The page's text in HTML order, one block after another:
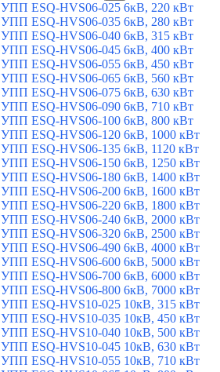
УПП ESQ-HVS06-025 6кВ, 220 кВт
УПП ESQ-HVS06-035 6кВ, 280 кВт
УПП ESQ-HVS06-040 6кВ, 315 кВт
УПП ESQ-HVS06-045 6кВ, 400 кВт
УПП ESQ-HVS06-055 6кВ, 450 кВт
УПП ESQ-HVS06-065 6кВ, 560 кВт
УПП ESQ-HVS06-075 6кВ, 630 кВт
УПП ESQ-HVS06-090 6кВ, 710 кВт
УПП ESQ-HVS06-100 6кВ, 800 кВт
УПП ESQ-HVS06-120 6кВ, 1000 кВт
УПП ESQ-HVS06-135 6кВ, 1120 кВт
УПП ESQ-HVS06-150 6кВ, 1250 кВт
УПП ESQ-HVS06-180 6кВ, 1400 кВт
УПП ESQ-HVS06-200 6кВ, 1600 кВт
УПП ESQ-HVS06-220 6кВ, 1800 кВт
УПП ESQ-HVS06-240 6кВ, 2000 кВт
УПП ESQ-HVS06-320 6кВ, 2500 кВт
УПП ESQ-HVS06-490 6кВ, 4000 кВт
УПП ESQ-HVS06-600 6кВ, 5000 кВт
УПП ESQ-HVS06-700 6кВ, 6000 кВт
УПП ESQ-HVS06-800 6кВ, 7000 кВт
УПП ESQ-HVS10-025 10кВ, 315 кВт
УПП ESQ-HVS10-035 10кВ, 450 кВт
УПП ESQ-HVS10-040 10кВ, 500 кВт
УПП ESQ-HVS10-045 10кВ, 630 кВт
УПП ESQ-HVS10-055 10кВ, 710 кВт